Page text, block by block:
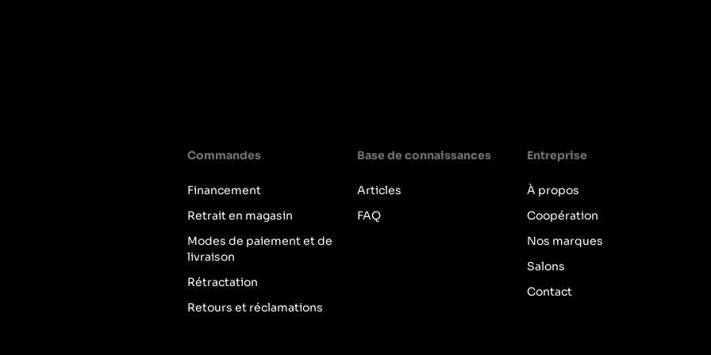
Commandes
Financement
Retrait en magasin
Modes de paiement et de
livraison
Rétractation
Retours et réclamations
Base de connaissances
Articles
FAQ
Entreprise
À propos
Coopération
Nos marques
Salons
Contact